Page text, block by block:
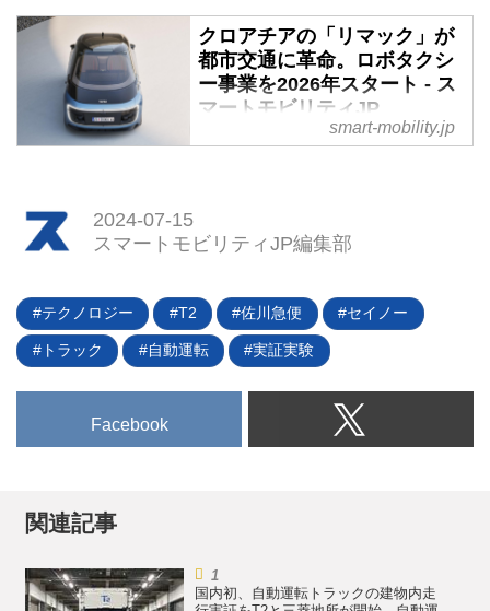
来は予想以上に早まりそうだ。海
外の情報も交えながら、これから
日本で何が起こるのかを俯瞰して
みた。（タイトル写真は横浜みな
とみらい地区で実証実験を開始す
る日産の自動運転実験車両）
ガッティの親会社として、また超
高性能フル電動スーパーカー「ネ
ヴェーラ」で日本でも知られるク
ロアチアの「リマック
（Rimac）」が、同社のグループ
発表した。新事業に使用されるロ
ル写真はヴェルヌのロボタクシ
ー）
クロアチアの「リマック」が
都市交通に革命。ロボタクシ
ー事業を2026年スタート - ス
マートモビリティJP
2024年6月26日（現地時間）、ブ
ロアチアの「リマック
企業として「Verne（ヴェル
ヌ）」を立ち上げ、2026年まで
にクロアチアを皮切りにロボタク
シー事業を開始することを正式に
発表した。新事業に使用されるロ
ボタクシーは2人乗りで、リマッ
クの工場で生産される。（タイト
smart-mobility.jp
2024-07-15
スマートモビリティJP編集部
テクノロジー T2 佐川急便 セイノー
トラック 自動運転 実証実験
Facebook
関連記事
国内初、自動運転トラックの建物内走